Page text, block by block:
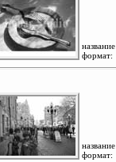
формат:
формат: